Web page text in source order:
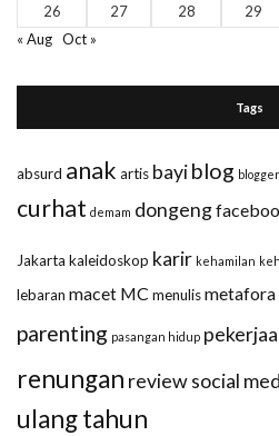
26
27 28 29
« Aug Oct »
Tags
absurd anak artis bayiblog blogger
curhat demam dongeng
Jakarta kaleidoskop karir kehamilan
lebaran macet MC menulismetafora
parenting pasangan hidup
renungan reviewsocial
ulang tahun